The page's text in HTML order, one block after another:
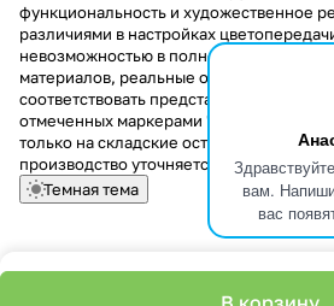
вам.
вас
функциональность и художественное
различиями в настройках
невозможностью в полной мере
материалов, реальные оттенки и
соответствовать представленным на
отмеченных маркерами "Скидка!" и
только на складские остатки.
производство уточняется у менеджера
Темная тема